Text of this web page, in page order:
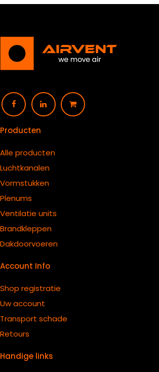
Producten
Alle producten
Luchtkanalen
Vormstukken
Plenums
Ventilatie units
Brandkleppen
Dakdoorvoeren
Account Info
Shop registratie
Uw account
Transport schade
Retours
Handige links